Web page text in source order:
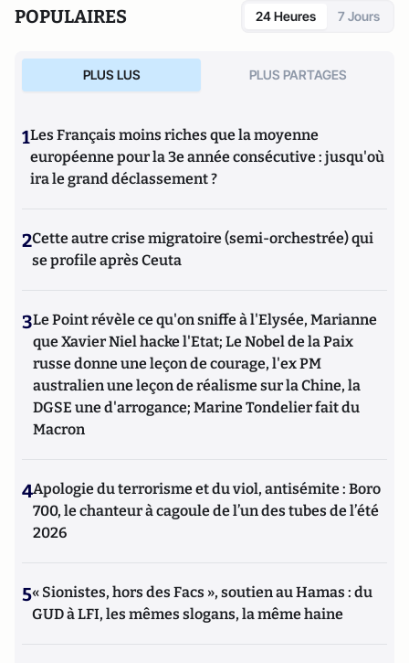
POPULAIRES 24 Heures 7 Jours
PLUS LUS PLUS PARTAGES
1Les Français moins riches que la moyenne
européenne pour la 3e année consécutive : jusqu'où
ira le grand déclassement ?
2Cette autre crise migratoire (semi-orchestrée) qui
se profile après Ceuta
3Le Point révèle ce qu'on sniffe à l'Elysée, Marianne
que Xavier Niel hacke l'Etat; Le Nobel de la Paix
russe donne une leçon de courage, l'ex PM
australien une leçon de réalisme sur la Chine, la
DGSE une d'arrogance; Marine Tondelier fait du
Macron
4Apologie du terrorisme et du viol, antisémite : Boro
700, le chanteur à cagoule de l’un des tubes de l’été
2026
5« Sionistes, hors des Facs », soutien au Hamas : du
GUD à LFI, les mêmes slogans, la même haine